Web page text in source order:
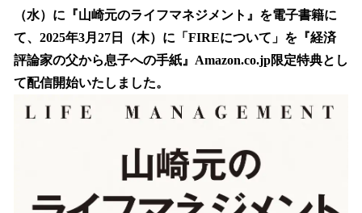
込
み
中
で
す
（水）に『山崎元のライフマネジメント』を電子書籍に
て、2025年3月27日（木）に「FIREについて」を『経済
評論家の父から息子への手紙』Amazon.co.jp限定特典とし
て配信開始いたしました。